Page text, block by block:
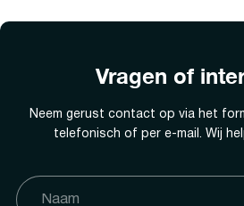
Vragen of
Neem gerust contact op via het
telefonisch of per e-mail. Wij